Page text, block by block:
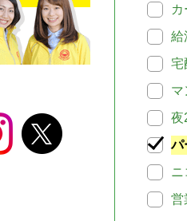
給
宅
マ
夜
パ
ニ
営